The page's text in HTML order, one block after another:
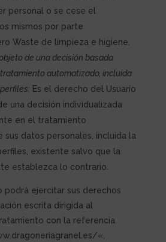
personal o se cese el
mismos por parte
Waste de limpieza e higiene
de una decisión basada
automatizado, incluida
Es el derecho del Usuario
una decisión individualizada
en el tratamiento
sus datos personales, incluida la
existente salvo que la
establezca lo contrario.
podrá ejercitar sus derechos
escrita dirigida al
con la referencia
«,